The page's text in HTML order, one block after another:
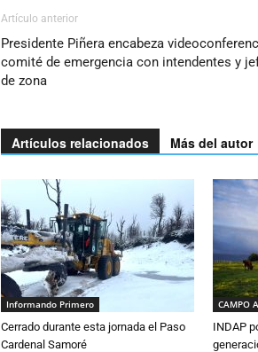
Artículo anterior
Presidente Piñera encabeza
comité de emergencia con intendentes y
de zona
Artículos relacionados Más del autor
Informando Primero
Cerrado durante esta jornada el Paso
Cardenal Samoré
CAMPO
INDAP